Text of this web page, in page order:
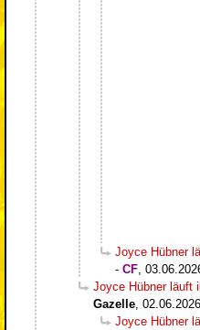
Joyce Hübner
- CF
Joyce Hübner läuft
Gazelle
Joyce Hübner